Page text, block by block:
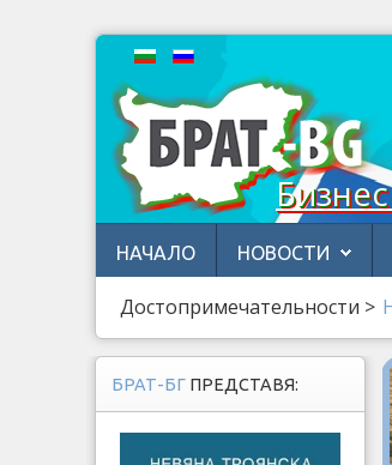
НАЧАЛО НОВОСТИ
Достопримечательности >
БРАТ-БГ ПРЕДСТАВЯ: